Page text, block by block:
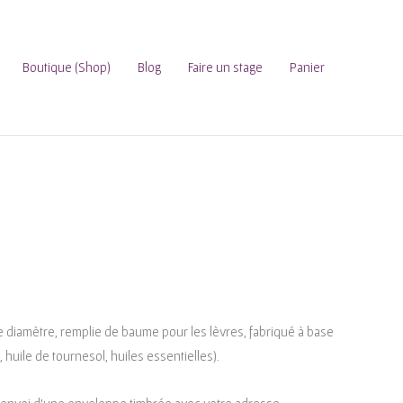
Boutique (Shop) Blog Faire un stage Panier
diamètre, remplie de baume pour les lèvres, fabriqué à base
huile de tournesol, huiles essentielles).